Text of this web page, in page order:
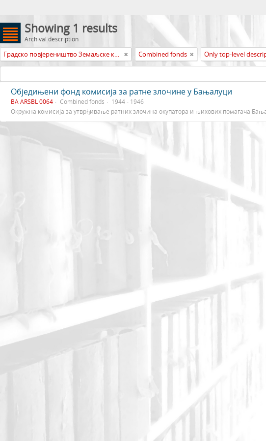
Showing 1 results
Archival description
Градско повјереништво Земаљске комисије Босне и Херцеговине за утврђивање ратних злочина окупатора и њихових помагача Бањалука Combined fonds Only top-level
Обједињени фонд комисија за ратне злочине у Бањалуци
BA ARSBL 0064 Combined fonds
1944 - 1946
Окружна комисија за утврђивање ратних злочина окупатора и њихових помагача